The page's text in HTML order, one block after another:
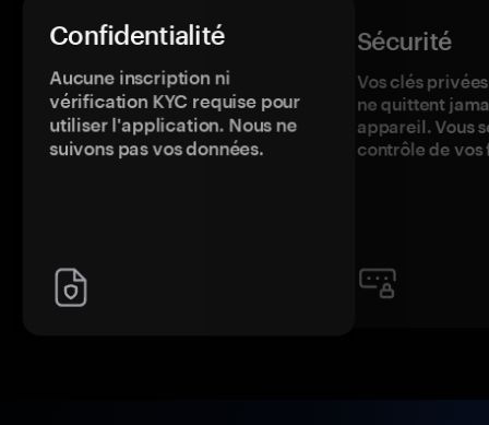
Confidentialité
Aucune inscription ni
vérification KYC requise pour
utiliser l'application. Nous ne
suivons pas vos données.
Sécurité
Vos clés
ne quittent
appareil. Vous
contrôle de vos